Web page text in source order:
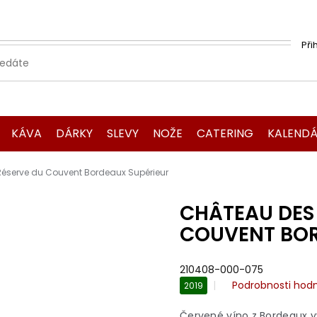
KÁVA DÁRKY SLEVY NOŽE CATERING
du Couvent Bordeaux Supérieur
CHÂTEAU
COUVENT
210408-000-075
2019
Průměrné
produktu
Podrobnosti